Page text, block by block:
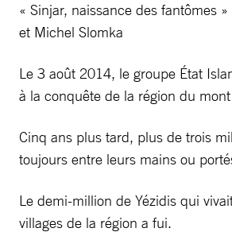
« Sinjar, naissance des fantômes
et Michel Slomka
Le 3 août 2014, le groupe État
à la conquête de la région du
Cinq ans plus tard, plus de trois
toujours entre leurs mains ou
Le demi-million de Yézidis qui
villages de la région a fui.